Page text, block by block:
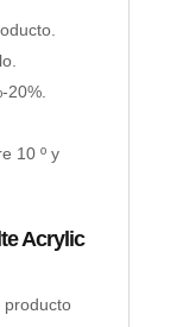
20%.
10 º y
Acrylic
producto